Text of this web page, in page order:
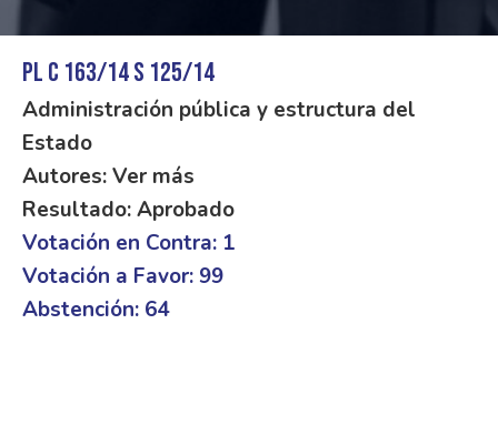
PL C 163/14 S 125/14
Administración pública y estructura del
Estado
Autores: Ver más
Resultado: Aprobado
Votación en Contra: 1
Votación a Favor: 99
Abstención: 64